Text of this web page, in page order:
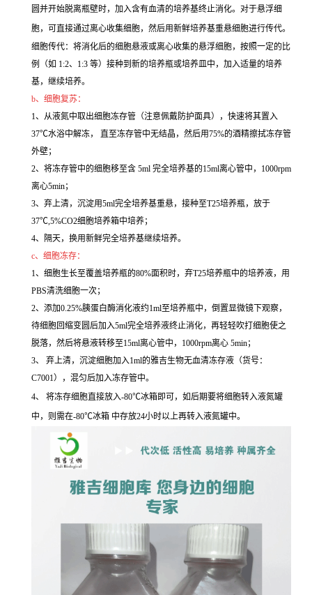
圆并开始脱离瓶壁时，加入含有血清的培养基终止消化。对于悬浮细
胞，可直接通过离心收集细胞，然后用新鲜培养基重悬细胞进行传代。
细胞传代：将消化后的细胞悬液或离心收集的悬浮细胞，按照一定的比
例（如 1:2、1:3 等）接种到新的培养瓶或培养皿中，加入适量的培养
基，继续培养。
b、细胞复苏：
1、从液氮中取出细胞冻存管（注意佩戴防护面具），快速将其置入
37℃水浴中解冻， 直至冻存管中无结晶，然后用75%的酒精擦拭冻存管
外壁；
2、将冻存管中的细胞移至含 5ml 完全培养基的15ml离心管中，1000rpm
离心5min；
3、弃上清，沉淀用5ml完全培养基重悬，接种至T25培养瓶，放于
37℃,5%CO2细胞培养箱中培养；
4、隔天，换用新鲜完全培养基继续培养。
c、细胞冻存：
1、细胞生长至覆盖培养瓶的80%面积时，弃T25培养瓶中的培养液，用
PBS清洗细胞一次；
2、添加0.25%胰蛋白酶消化液约1ml至培养瓶中，倒置显微镜下观察，
待细胞回缩变圆后加入5ml完全培养液终止消化，再轻轻吹打细胞使之
脱落，然后将悬液转移至15ml离心管中，1000rpm离心 5min；
3、 弃上清，沉淀细胞加入1ml的雅吉生物无血清冻存液（货号：
C7001），混匀后加入冻存管中。
4、 将冻存细胞直接放入-80℃冰箱即可，如后期要将细胞转入液氮罐
中，则需在-80℃冰箱 中存放24小时以上再转入液氮罐中。